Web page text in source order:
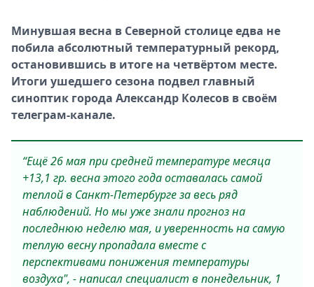
Выборы
2026
Скачай
Metro
Минувшая весна в Северной столице едва не
побила абсолютный температурный рекорд,
остановившись в итоге на четвёртом месте.
Итоги ушедшего сезона подвел главный
синоптик города Александр Колесов в своём
телеграм-канале.
“Ещё 26 мая при средней температуре месяца
+13,1 гр. весна этого года оставалась самой
теплой в Санкт-Петербурге за весь ряд
наблюдений. Но мы уже знали прогноз на
последнюю неделю мая, и уверенность на самую
теплую весну пропадала вместе с
перспективами понижения температуры
воздуха", - написал специалист в понедельник, 1